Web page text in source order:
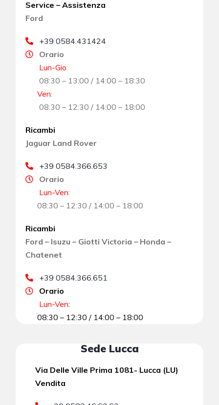
Service – Assistenza
Ford
+39 0584.431424
Orario
Lun-Gio:
08:30 – 13:00 / 14:00 – 18:30
Ven:
08:30 – 12:30 / 14:00 – 18:00
Ricambi
Jaguar Land Rover
+39 0584.366.653
Orario
Lun-Ven:
08:30 – 12:30 / 14:00 – 18:00
Ricambi
Ford – Isuzu – Giotti Victoria – Honda –
Chatenet
+39 0584.366.651
Orario
Lun-Ven:
08:30 – 12:30 / 14:00 – 18:00
Sede Lucca
Via Delle Ville Prima 1081- Lucca (LU)
Vendita